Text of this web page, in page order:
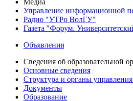
Медиа
Управление информационной
Радио "УТРо ВолГУ"
Газета "Форум.
Объявления
Сведения об образовательной
Основные сведения
Структура и органы
Документы
Образование